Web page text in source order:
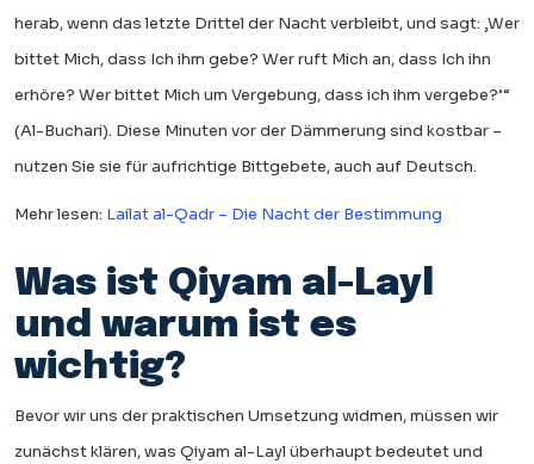
herab, wenn das letzte Drittel der Nacht verbleibt, und sagt: ‚Wer
bittet Mich, dass Ich ihm gebe? Wer ruft Mich an, dass Ich ihn
erhöre? Wer bittet Mich um Vergebung, dass ich ihm vergebe?’“
(Al-Buchari). Diese Minuten vor der Dämmerung sind kostbar –
nutzen Sie sie für aufrichtige Bittgebete, auch auf Deutsch.
Mehr lesen: Lailat al-Qadr – Die Nacht der Bestimmung
Was ist Qiyam al-Layl
und warum ist es
wichtig?
Bevor wir uns der praktischen Umsetzung widmen, müssen wir
zunächst klären, was Qiyam al-Layl überhaupt bedeutet und